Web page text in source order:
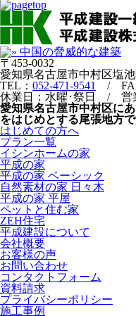
〒453-0032
愛知県名古屋市中村区塩池
TEL： 052-471-9541
/ FAX
休業日：水曜･祭日 / 営
愛知県名古屋市中村区に
をはじめとする尾張地方
はじめての方へ
プラン一覧
イシンホームの家
平成の家
平成の家 ベーシック
自然素材の家 日々木
平成の家 平屋
ペットと住む家
ZEH住宅
平成建設について
会社概要
お客様の声
お問い合わせ
コンタクトフォーム
資料請求
プライバシーポリシー
施工事例